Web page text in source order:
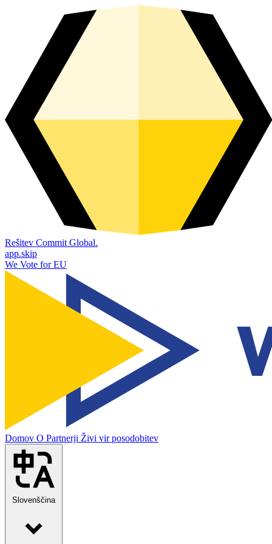
Rešitev Commit Global.
app.skip
We Vote for EU
Domov O Partnerji Živi vir posodobitev
Slovenščina